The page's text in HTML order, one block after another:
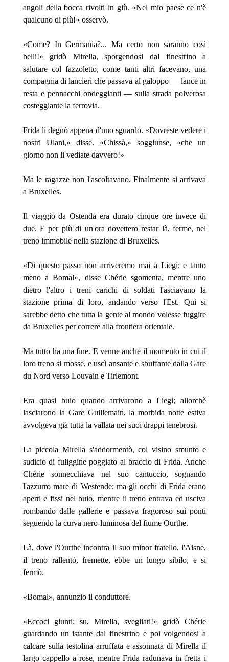
angoli della bocca rivolti in giù. «Nel mio paese ce n'è
qualcuno di più!» osservò.
«Come? In Germania?... Ma certo non saranno così
belli!» gridò Mirella, sporgendosi dal finestrino a
salutare col fazzoletto, come tanti altri facevano, una
compagnia di lancieri che passava al galoppo — lance in
resta e pennacchi ondeggianti — sulla strada polverosa
costeggiante la ferrovia.
Frida li degnò appena d'uno sguardo. «Dovreste vedere i
nostri Ulani,» disse. «Chissà,» soggiunse, «che un
giorno non li vediate davvero!»
Ma le ragazze non l'ascoltavano. Finalmente si arrivava
a Bruxelles.
Il viaggio da Ostenda era durato cinque ore invece di
due. E per più di un'ora dovettero restar là, ferme, nel
treno immobile nella stazione di Bruxelles.
«Di questo passo non arriveremo mai a Liegi; e tanto
meno a Bomal», disse Chérie sgomenta, mentre uno
dietro l'altro i treni carichi di soldati l'asciavano la
stazione prima di loro, andando verso l'Est. Qui si
sarebbe detto che tutta la gente al mondo volesse fuggire
da Bruxelles per correre alla frontiera orientale.
Ma tutto ha una fine. E venne anche il momento in cui il
loro treno si mosse, e uscì ansante e sbuffante dalla Gare
du Nord verso Louvain e Tirlemont.
Era quasi buio quando arrivarono a Liegi; allorchè
lasciarono la Gare Guillemain, la morbida notte estiva
avvolgeva già tutta la vallata nei suoi drappi tenebrosi.
La piccola Mirella s'addormentò, col visino smunto e
sudicio di fuliggine poggiato al braccio di Frida. Anche
Chérie sonnecchiava nel suo cantuccio, sognando
l'azzurro mare di Westende; ma gli occhi di Frida erano
aperti e fissi nel buio, mentre il treno entrava ed usciva
rombando dalle gallerie e passava fragoroso sui ponti
seguendo la curva nero-luminosa del fiume Ourthe.
Là, dove l'Ourthe incontra il suo minor fratello, l'Aisne,
il treno rallentò, fremette, ebbe un lungo sibilo, e si
fermò.
«Bomal», annunzio il conduttore.
«Eccoci giunti; su, Mirella, svegliati!» gridò Chérie
guardando un istante dal finestrino e poi volgendosi a
calcare sulla testolina arruffata e assonnata di Mirella il
largo cappello a rose, mentre Frida radunava in fretta i